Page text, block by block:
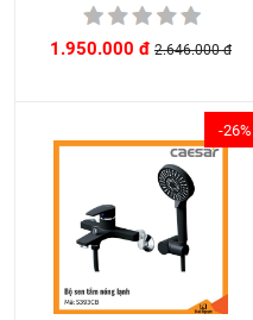
1.950.000 đ 2.646.000 đ
-26%